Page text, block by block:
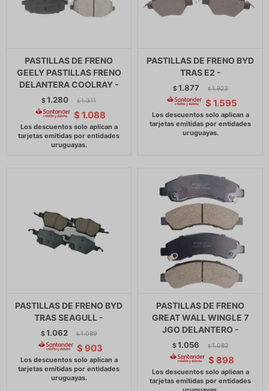
PASTILLAS DE FRENO
GEELY PASTILLAS FRENO
DELANTERA COOLRAY -
$1.280 $ 1.311
$ 1.088
PASTILLAS DE FRENO BYD
TRAS E2 -
$1.877 $ 1.923
$ 1.595
PASTILLAS DE FRENO BYD
TRAS SEAGULL -
$1.062 $ 1.089
$ 903
PASTILLAS DE FRENO
GREAT WALL WINGLE 7
JGO DELANTERO -
$1.056 $ 1.082
$ 898